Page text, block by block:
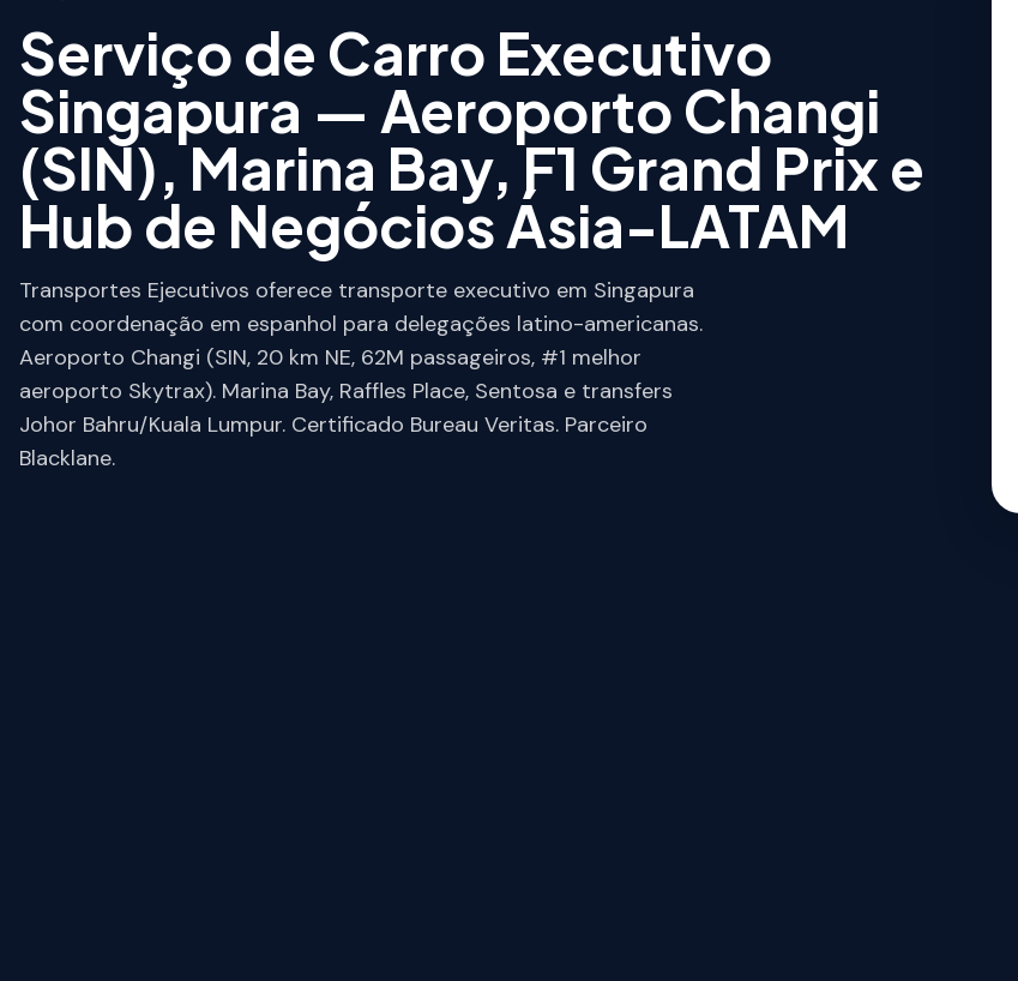
Serviço de Carro Executivo
Singapura — Aeroporto Changi
(SIN), Marina Bay, F1 Grand Prix e
Hub de Negócios Ásia-LATAM
Transportes Ejecutivos oferece transporte executivo em Singapura
com coordenação em espanhol para delegações latino-americanas.
Aeroporto Changi (SIN, 20 km NE, 62M passageiros, #1 melhor
aeroporto Skytrax). Marina Bay, Raffles Place, Sentosa e transfers
Johor Bahru/Kuala Lumpur. Certificado Bureau Veritas. Parceiro
Blacklane.